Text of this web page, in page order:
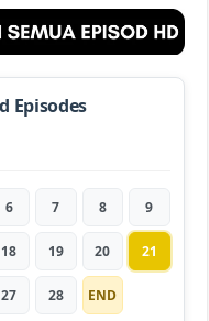
Episodes
6 7 8 9
18 19 20 21
27 28 END